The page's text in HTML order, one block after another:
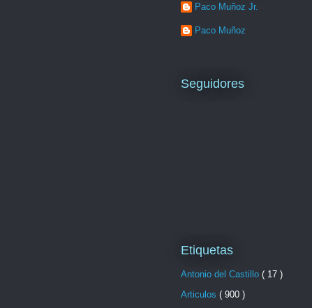
Paco Muñoz Jr.
Paco Muñoz
Seguidores
Etiquetas
Antonio del Castillo ( 17 )
Articulos ( 900 )